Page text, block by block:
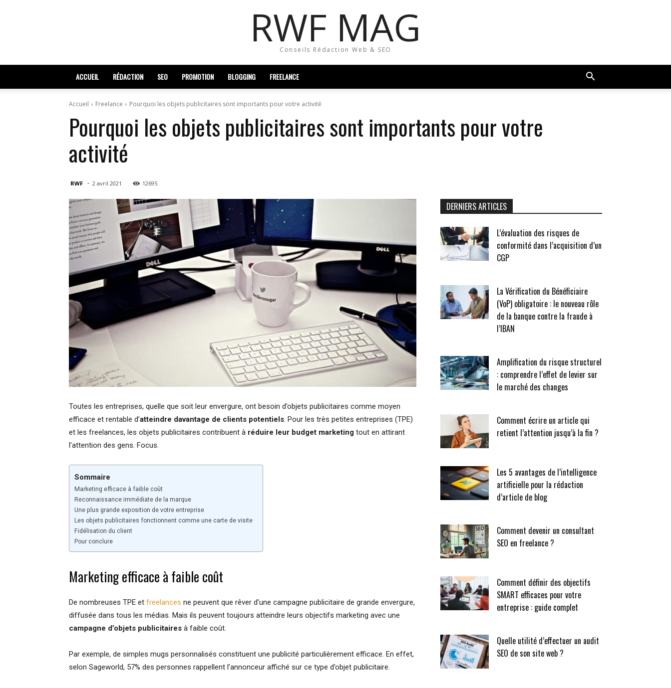
RWF MAG
Conseils Rédaction Web & SEO
ACCUEIL RÉDACTION SEO PROMOTION BLOGGING FREELANCE
Accueil Freelance Pourquoi les objets publicitaires sont importants pour votre activité
Pourquoi les objets publicitaires sont importants pour votre
activité
RWF - 2 avril 2021 12695
Toutes les entreprises, quelle que soit leur envergure, ont besoin d’objets publicitaires comme moyen
efficace et rentable d’atteindre davantage de clients potentiels. Pour les très petites entreprises (TPE)
et les freelances, les objets publicitaires contribuent à réduire leur budget marketing tout en attirant
l’attention des gens. Focus.
Sommaire
Marketing efficace à faible coût
Reconnaissance immédiate de la marque
Une plus grande exposition de votre entreprise
Les objets publicitaires fonctionnent comme une carte de visite
Fidélisation du client
Pour conclure
Marketing efficace à faible coût
De nombreuses TPE et freelances ne peuvent que rêver d’une campagne publicitaire de grande envergure,
diffusée dans tous les médias. Mais ils peuvent toujours atteindre leurs objectifs marketing avec une
campagne d’objets publicitaires à faible coût.
Par exemple, de simples mugs personnalisés constituent une publicité particulièrement efficace. En effet,
selon Sageworld, 57% des personnes rappellent l’annonceur affiché sur ce type d’objet publicitaire.
DERNIERS ARTICLES
L’évaluation des risques de
conformité dans l’acquisition d’un
CGP
La Vérification du Bénéficiaire
(VoP) obligatoire : le nouveau rôle
de la banque contre la fraude à
l’IBAN
Amplification du risque structurel
: comprendre l’effet de levier sur
le marché des changes
Comment écrire un article qui
retient l’attention jusqu’à la fin ?
Les 5 avantages de l’intelligence
artificielle pour la rédaction
d’article de blog
Comment devenir un consultant
SEO en freelance ?
Comment définir des objectifs
SMART efficaces pour votre
entreprise : guide complet
Quelle utilité d’effectuer un audit
SEO de son site web ?